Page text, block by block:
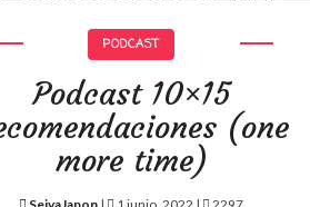
PODCAST
Podcast 10×15
(one
more time)